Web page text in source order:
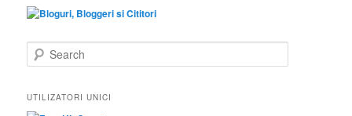
e
r
c
UTILIZATORI UNICI